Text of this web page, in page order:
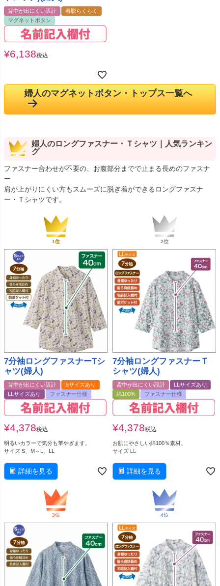
背中が出にくい設計
着脱らくらく
マグネットボタン
¥6,138税込
婦人のマグネットボタン・トップス一覧へ
婦人のロングファスナー・Ｔシャツ｜人気ランキン
グ
ファスナー合わせが不要の、お腹部分までで止まる長めのファスナ
ー
肩が上がりにくい方もスムーズに脱ぎ着ができるロングファスナ
ー・Ｔシャツです。
7分袖ロングファスナーTシ
ャツ(婦人)
背中が出にくい設計
Sサイズあり
LLサイズあり
ファスナー仕様
¥4,378税込
明るいカラーで気分も華やぎます。
サイズ S、M～L、LL
詳細を見る
7分袖ロングファスナーＴ
シャツ(婦人)
背中が出にくい設計
LLサイズあり
綿100%
ファスナー仕様
¥4,378税込
お肌にやさしい綿100％素材。
サイズ LL
詳細を見る